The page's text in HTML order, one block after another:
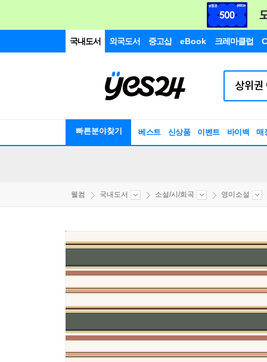
국내도서 외국도서 중고샵 eBook 크레마클럽
빠른분야찾기 베스트 신상품 이벤트 바이백 매
웰컴 국내도서 소설/시/희곡 영미소설